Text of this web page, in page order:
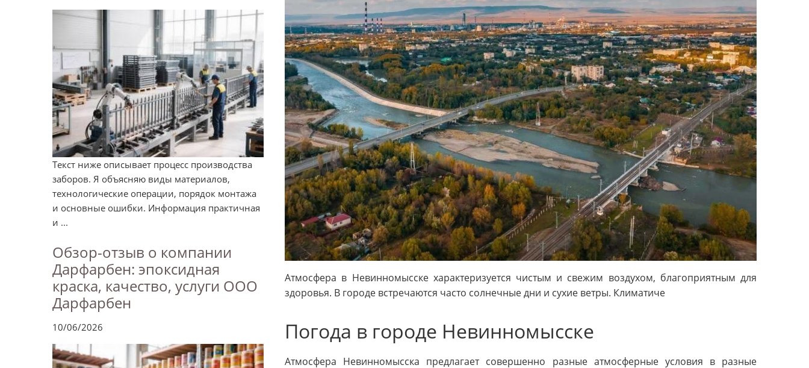
Текст ниже описывает процесс производства
заборов. Я объясняю виды материалов,
технологические операции, порядок монтажа
и основные ошибки. Информация практичная
и ...
Обзор-отзыв о компании
Дарфарбен: эпоксидная
краска, качество, услуги ООО
Дарфарбен
10/06/2026
Атмосфера в Невинномысске характеризуется чистым и свежим воздухом, благоприятным для
здоровья. В городе встречаются часто солнечные дни и сухие ветры. Климатиче
Погода в городе Невинномысске
Атмосфера Невинномысска предлагает совершенно разные атмосферные условия в разные